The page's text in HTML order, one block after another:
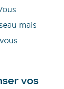
mais
vos